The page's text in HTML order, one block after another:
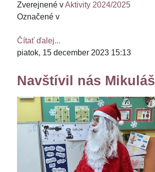
Zverejnené vAktivity 2024/2025
Označené v
Čítať ďalej...
piatok, 15 december 2023 15:13
Navštívil nás Mikuláš